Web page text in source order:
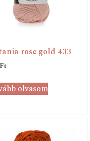
rose gold 433
olvasom